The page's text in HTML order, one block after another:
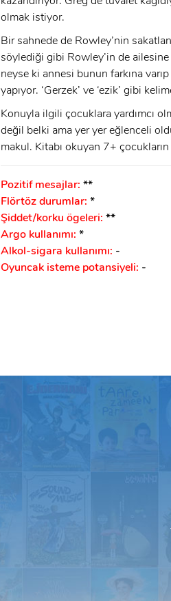
olmak istiyor.
Bir sahnede de Rowley’nin
söylediği gibi Rowley’in de
neyse ki annesi bunun farkına
yapıyor. ‘Gerzek’ ve ‘ezik’ gibi
Konuyla ilgili çocuklara yardımcı
değil belki ama yer yer eğlenceli
makul. Kitabı okuyan 7+
Pozitif mesajlar: **
Flörtöz durumlar: *
Şiddet/korku ögeleri: **
Argo kullanımı: *
Alkol-sigara kullanımı: -
Oyuncak isteme potansiyeli: -